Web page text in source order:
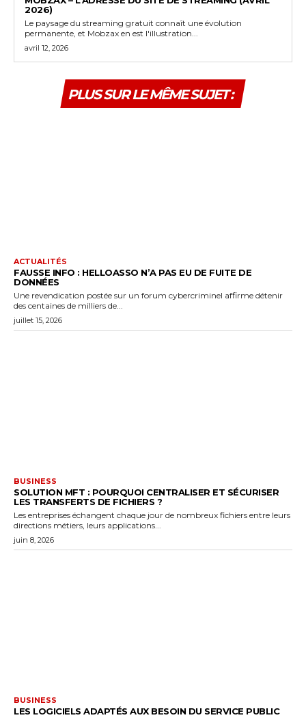
2026)
Le paysage du streaming gratuit connaît une évolution
permanente, et Mobzax en est l'illustration...
avril 12, 2026
PLUS SUR LE MÊME SUJET :
ACTUALITÉS
FAUSSE INFO : HELLOASSO N’A PAS EU DE FUITE DE
DONNÉES
Une revendication postée sur un forum cybercriminel affirme détenir
des centaines de milliers de...
juillet 15, 2026
BUSINESS
SOLUTION MFT : POURQUOI CENTRALISER ET SÉCURISER
LES TRANSFERTS DE FICHIERS ?
Les entreprises échangent chaque jour de nombreux fichiers entre leurs
directions métiers, leurs applications...
juin 8, 2026
BUSINESS
LES LOGICIELS ADAPTÉS AUX BESOIN DU SERVICE PUBLIC